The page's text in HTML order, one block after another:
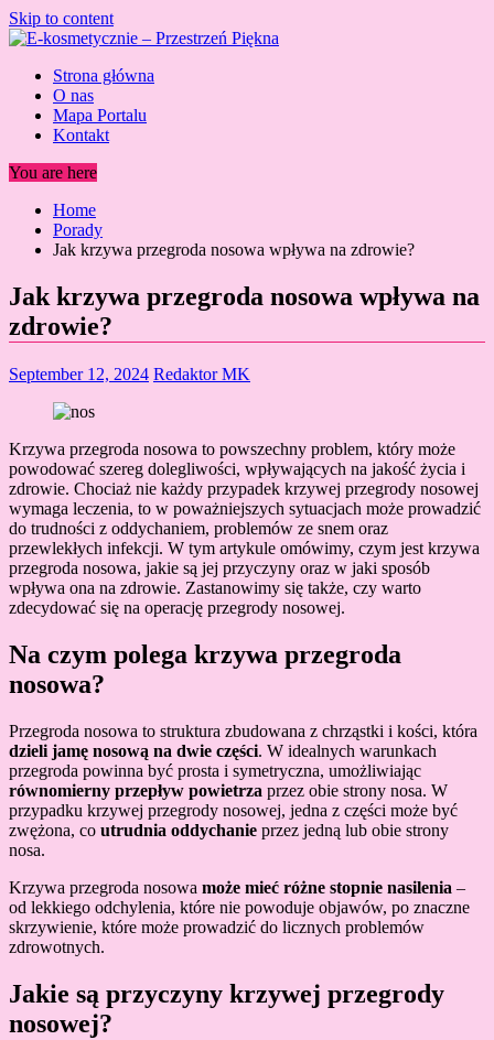
Skip to content
Strona główna
O nas
Mapa Portalu
Kontakt
You are here
Home
Porady
Jak krzywa przegroda nosowa wpływa na zdrowie?
Jak krzywa przegroda nosowa wpływa na
zdrowie?
September 12, 2024 Redaktor MK
Krzywa przegroda nosowa to powszechny problem, który może
powodować szereg dolegliwości, wpływających na jakość życia i
zdrowie. Chociaż nie każdy przypadek krzywej przegrody nosowej
wymaga leczenia, to w poważniejszych sytuacjach może prowadzić
do trudności z oddychaniem, problemów ze snem oraz
przewlekłych infekcji. W tym artykule omówimy, czym jest krzywa
przegroda nosowa, jakie są jej przyczyny oraz w jaki sposób
wpływa ona na zdrowie. Zastanowimy się także, czy warto
zdecydować się na operację przegrody nosowej.
Na czym polega krzywa przegroda
nosowa?
Przegroda nosowa to struktura zbudowana z chrząstki i kości, która
dzieli jamę nosową na dwie części. W idealnych warunkach
przegroda powinna być prosta i symetryczna, umożliwiając
równomierny przepływ powietrza przez obie strony nosa. W
przypadku krzywej przegrody nosowej, jedna z części może być
zwężona, co utrudnia oddychanie przez jedną lub obie strony
nosa.
Krzywa przegroda nosowa może mieć różne stopnie nasilenia –
od lekkiego odchylenia, które nie powoduje objawów, po znaczne
skrzywienie, które może prowadzić do licznych problemów
zdrowotnych.
Jakie są przyczyny krzywej przegrody
nosowej?